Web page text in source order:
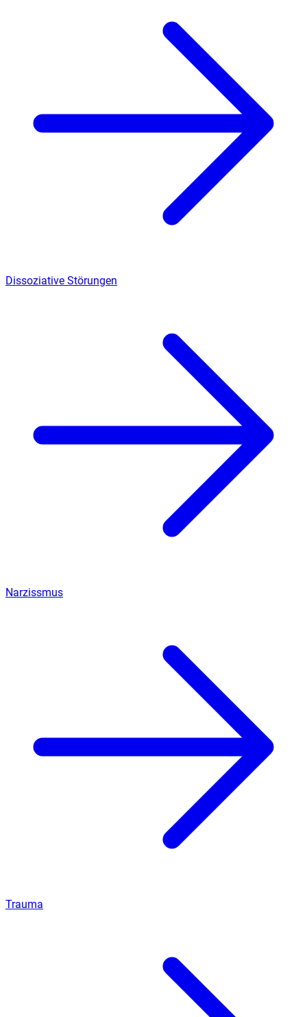
Dissoziative Störungen
Narzissmus
Trauma